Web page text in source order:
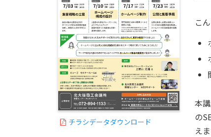
チラシデータダウンロード
こ
本
の
え